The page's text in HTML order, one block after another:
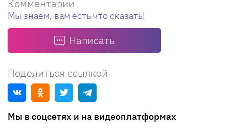
Комментарии
Мы знаем, вам есть что сказать!
Написать
Поделиться ссылкой
Мы в соцсетях и на видеоплатформах